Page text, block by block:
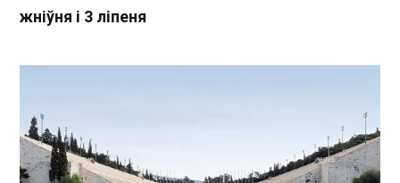
жніўня і 3 ліпеня